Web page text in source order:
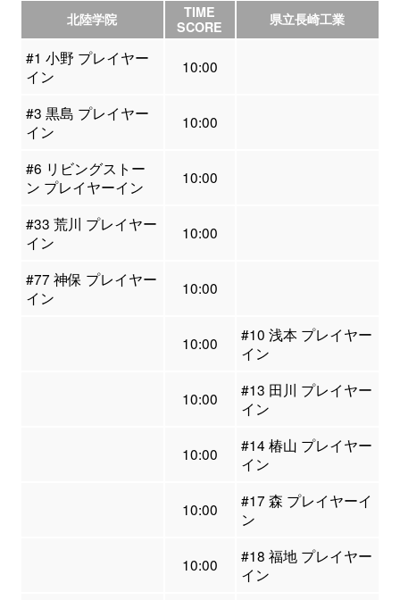
北陸学院
TIME
SCORE
県立長崎工業
#1 小野 プレイヤー
イン
10:00
#3 黒島 プレイヤー
イン
10:00
#6 リビングストー
ン プレイヤーイン
10:00
#33 荒川 プレイヤー
イン
10:00
#77 神保 プレイヤー
イン
10:00
10:00
#10 浅本 プレイヤー
イン
10:00
#13 田川 プレイヤー
イン
10:00
#14 椿山 プレイヤー
イン
10:00
#17 森 プレイヤーイ
ン
10:00
#18 福地 プレイヤー
イン